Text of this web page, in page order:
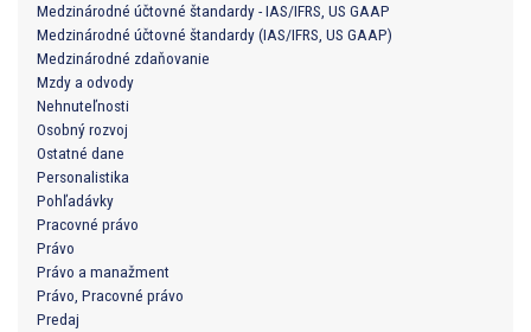
Medzinárodné účtovné štandardy - IAS/IFRS, US GAAP
Medzinárodné účtovné štandardy (IAS/IFRS, US GAAP)
Medzinárodné zdaňovanie
Mzdy a odvody
Nehnuteľnosti
Osobný rozvoj
Ostatné dane
Personalistika
Pohľadávky
Pracovné právo
Právo
Právo a manažment
Právo, Pracovné právo
Predaj